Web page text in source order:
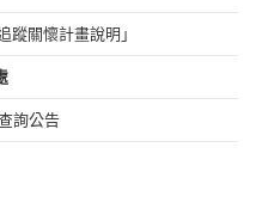
關懷計畫說明」
詢公告